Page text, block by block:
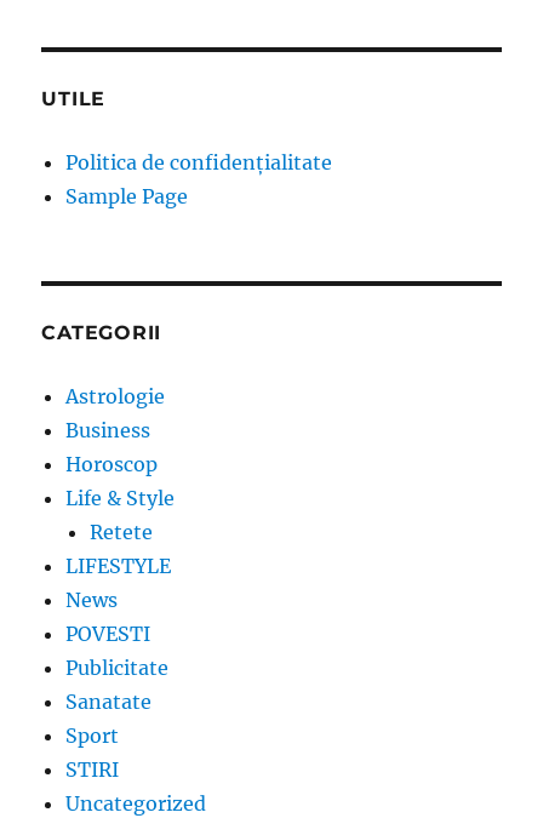
UTILE
Politica de confidențialitate
Sample Page
CATEGORII
Astrologie
Business
Horoscop
Life & Style
Retete
LIFESTYLE
News
POVESTI
Publicitate
Sanatate
Sport
STIRI
Uncategorized